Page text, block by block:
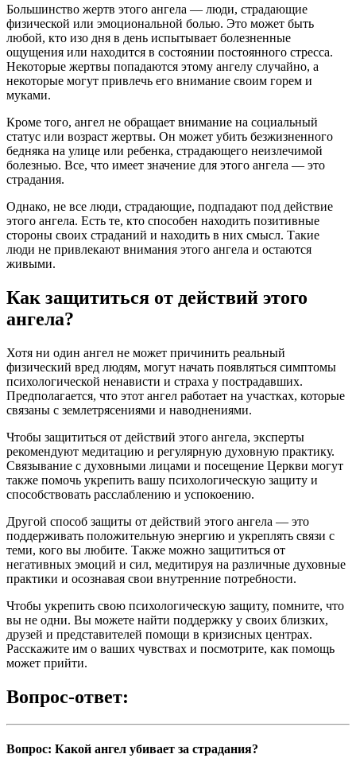
Большинство жертв этого ангела — люди, страдающие
физической или эмоциональной болью. Это может быть
любой, кто изо дня в день испытывает болезненные
ощущения или находится в состоянии постоянного стресса.
Некоторые жертвы попадаются этому ангелу случайно, а
некоторые могут привлечь его внимание своим горем и
муками.
Кроме того, ангел не обращает внимание на социальный
статус или возраст жертвы. Он может убить безжизненного
бедняка на улице или ребенка, страдающего неизлечимой
болезнью. Все, что имеет значение для этого ангела — это
страдания.
Однако, не все люди, страдающие, подпадают под действие
этого ангела. Есть те, кто способен находить позитивные
стороны своих страданий и находить в них смысл. Такие
люди не привлекают внимания этого ангела и остаются
живыми.
Как защититься от действий этого
ангела?
Хотя ни один ангел не может причинить реальный
физический вред людям, могут начать появляться симптомы
психологической ненависти и страха у пострадавших.
Предполагается, что этот ангел работает на участках, которые
связаны с землетрясениями и наводнениями.
Чтобы защититься от действий этого ангела, эксперты
рекомендуют медитацию и регулярную духовную практику.
Связывание с духовными лицами и посещение Церкви могут
также помочь укрепить вашу психологическую защиту и
способствовать расслаблению и успокоению.
Другой способ защиты от действий этого ангела — это
поддерживать положительную энергию и укреплять связи с
теми, кого вы любите. Также можно защититься от
негативных эмоций и сил, медитируя на различные духовные
практики и осознавая свои внутренние потребности.
Чтобы укрепить свою психологическую защиту, помните, что
вы не одни. Вы можете найти поддержку у своих близких,
друзей и представителей помощи в кризисных центрах.
Расскажите им о ваших чувствах и посмотрите, как помощь
может прийти.
Вопрос-ответ:
Вопрос: Какой ангел убивает за страдания?